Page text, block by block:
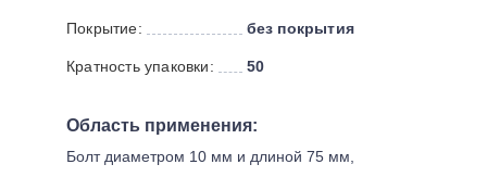
Покрытие: без покрытия
Кратность упаковки: 50
Область применения:
Болт диаметром 10 мм и длиной 75 мм,